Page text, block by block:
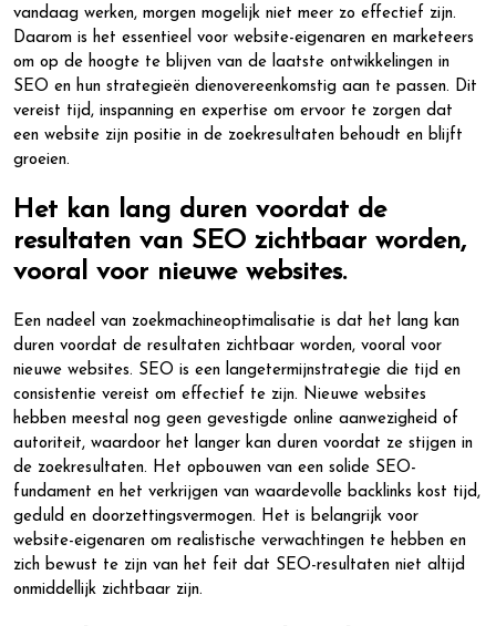
vandaag werken, morgen mogelijk niet meer zo effectief zijn.
Daarom is het essentieel voor website-eigenaren en marketeers
om op de hoogte te blijven van de laatste ontwikkelingen in
SEO en hun strategieën dienovereenkomstig aan te passen. Dit
vereist tijd, inspanning en expertise om ervoor te zorgen dat
een website zijn positie in de zoekresultaten behoudt en blijft
groeien.
Het kan lang duren voordat de
resultaten van SEO zichtbaar worden,
vooral voor nieuwe websites.
Een nadeel van zoekmachineoptimalisatie is dat het lang kan
duren voordat de resultaten zichtbaar worden, vooral voor
nieuwe websites. SEO is een langetermijnstrategie die tijd en
consistentie vereist om effectief te zijn. Nieuwe websites
hebben meestal nog geen gevestigde online aanwezigheid of
autoriteit, waardoor het langer kan duren voordat ze stijgen in
de zoekresultaten. Het opbouwen van een solide SEO-
fundament en het verkrijgen van waardevolle backlinks kost tijd,
geduld en doorzettingsvermogen. Het is belangrijk voor
website-eigenaren om realistische verwachtingen te hebben en
zich bewust te zijn van het feit dat SEO-resultaten niet altijd
onmiddellijk zichtbaar zijn.